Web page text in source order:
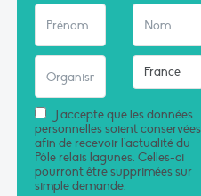
J'accepte que les données
personnelles soient conservées
afin de recevoir l'actualité du
Pôle relais lagunes. Celles-ci
pourront être supprimées sur
simple demande.